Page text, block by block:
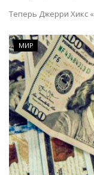
РАЗВЛЕЧЕНИЯ
OFFICIAL
Курултай
Язык
Қазақша Русский
Теперь Джерри Хикс
МИР